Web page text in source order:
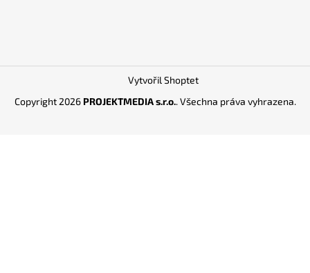
Vytvořil Shoptet
Copyright 2026 PROJEKTMEDIA s.r.o.. Všechna práva vyhrazena.